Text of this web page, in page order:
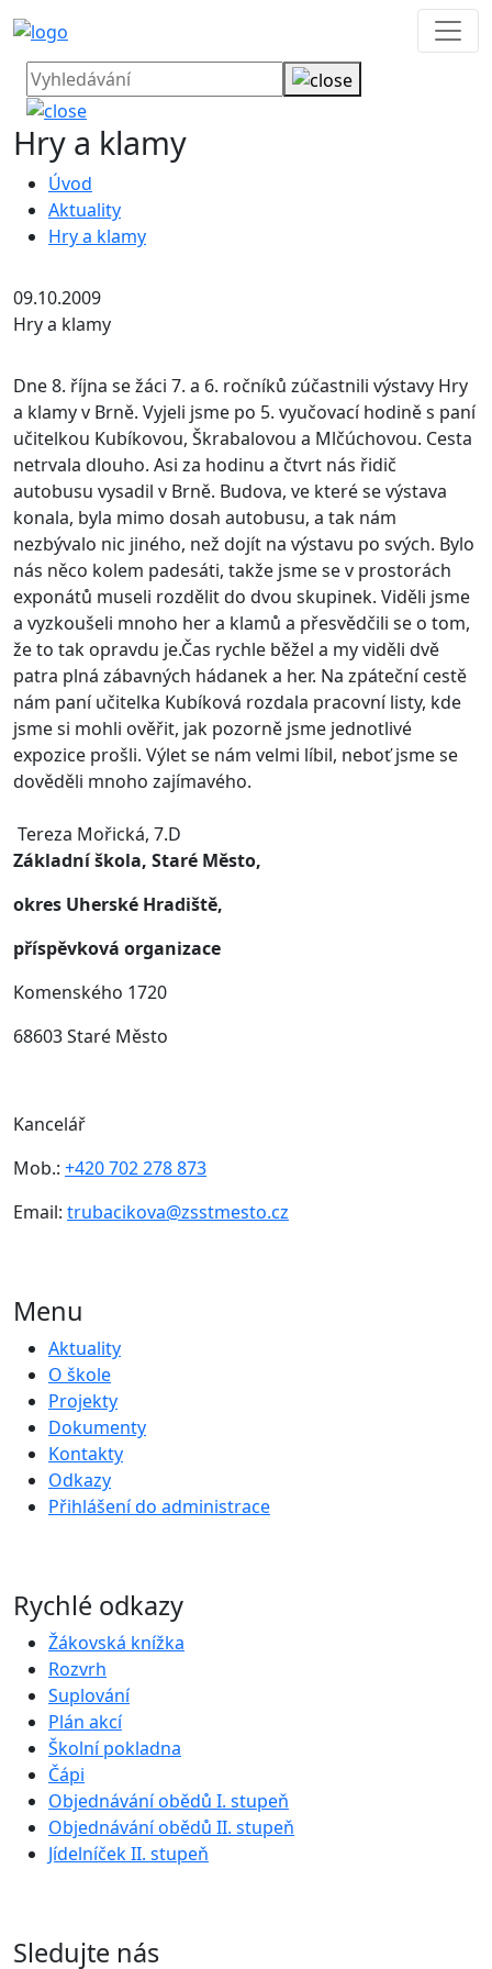
Hry a klamy
Úvod
Aktuality
Hry a klamy
09.10.2009
Hry a klamy
Dne 8. října se žáci 7. a 6. ročníků zúčastnili výstavy Hry
a klamy v Brně. Vyjeli jsme po 5. vyučovací hodině s paní
učitelkou Kubíkovou, Škrabalovou a Mlčúchovou. Cesta
netrvala dlouho. Asi za hodinu a čtvrt nás řidič
autobusu vysadil v Brně. Budova, ve které se výstava
konala, byla mimo dosah autobusu, a tak nám
nezbývalo nic jiného, než dojít na výstavu po svých. Bylo
nás něco kolem padesáti, takže jsme se v prostorách
exponátů museli rozdělit do dvou skupinek. Viděli jsme
a vyzkoušeli mnoho her a klamů a přesvědčili se o tom,
že to tak opravdu je.Čas rychle běžel a my viděli dvě
patra plná zábavných hádanek a her. Na zpáteční cestě
nám paní učitelka Kubíková rozdala pracovní listy, kde
jsme si mohli ověřit, jak pozorně jsme jednotlivé
expozice prošli. Výlet se nám velmi líbil, neboť jsme se
dověděli mnoho zajímavého.
Tereza Mořická, 7.D
Základní škola, Staré Město,
okres Uherské Hradiště,
příspěvková organizace
Komenského 1720
68603 Staré Město
Kancelář
Mob.: +420 702 278 873
Email: trubacikova@zsstmesto.cz
Menu
Aktuality
O škole
Projekty
Dokumenty
Kontakty
Odkazy
Přihlášení do administrace
Rychlé odkazy
Žákovská knížka
Rozvrh
Suplování
Plán akcí
Školní pokladna
Čápi
Objednávání obědů I. stupeň
Objednávání obědů II. stupeň
Jídelníček II. stupeň
Sledujte nás